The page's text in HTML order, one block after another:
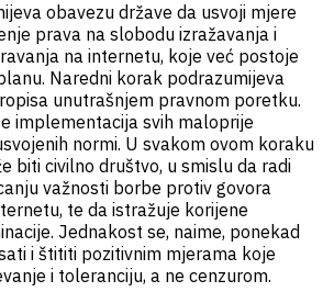
obavezu države da usvoji mjere
prava na slobodu izražavanja i
na internetu, koje već postoje
Naredni korak podrazumijeva
unutrašnjem pravnom poretku.
implementacija svih maloprije
normi. U svakom ovom koraku
biti civilno društvo, u smislu da radi
važnosti borbe protiv govora
te da istražuje korijene
Jednakost se, naime, ponekad
i štititi pozitivnim mjerama koje
i toleranciju, a ne cenzurom.